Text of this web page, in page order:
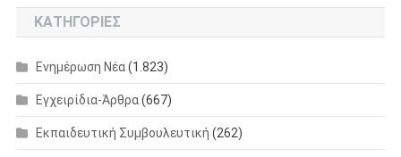
KΑΤΗΓΟΡΊΕΣ
Eνημέρωση Nέα(1.823)
Εγχειρίδια-Άρθρα(667)
Εκπαιδευτική Συμβουλευτική (262)